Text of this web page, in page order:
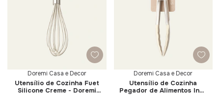
Doremi Casa e Decor
Utensílio de Cozinha Fuet
Silicone Creme - Doremi
Doremi Casa e Decor
Utensílio de Cozinha
Pegador de Alimentos Inox